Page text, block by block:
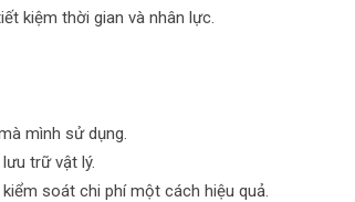
kiệm thời gian và nhân lực.
mình sử dụng.
trữ vật lý.
soát chi phí một cách hiệu quả.